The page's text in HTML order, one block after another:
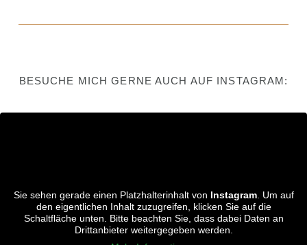
BESUCHE MICH GERNE AUCH AUF INSTAGRAM:
Sie sehen gerade einen Platzhalterinhalt von Instagram. Um auf
den eigentlichen Inhalt zuzugreifen, klicken Sie auf die
Schaltfläche unten. Bitte beachten Sie, dass dabei Daten an
Drittanbieter weitergegeben werden.